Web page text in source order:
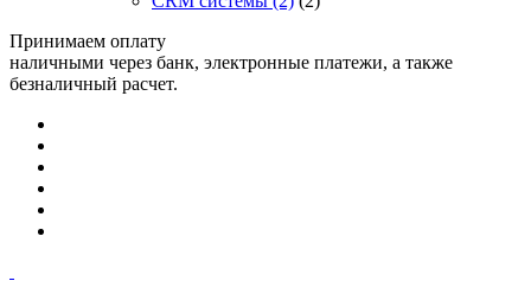
Принимаем оплату
наличными через банк, электронные платежи, а также
безналичный расчет.